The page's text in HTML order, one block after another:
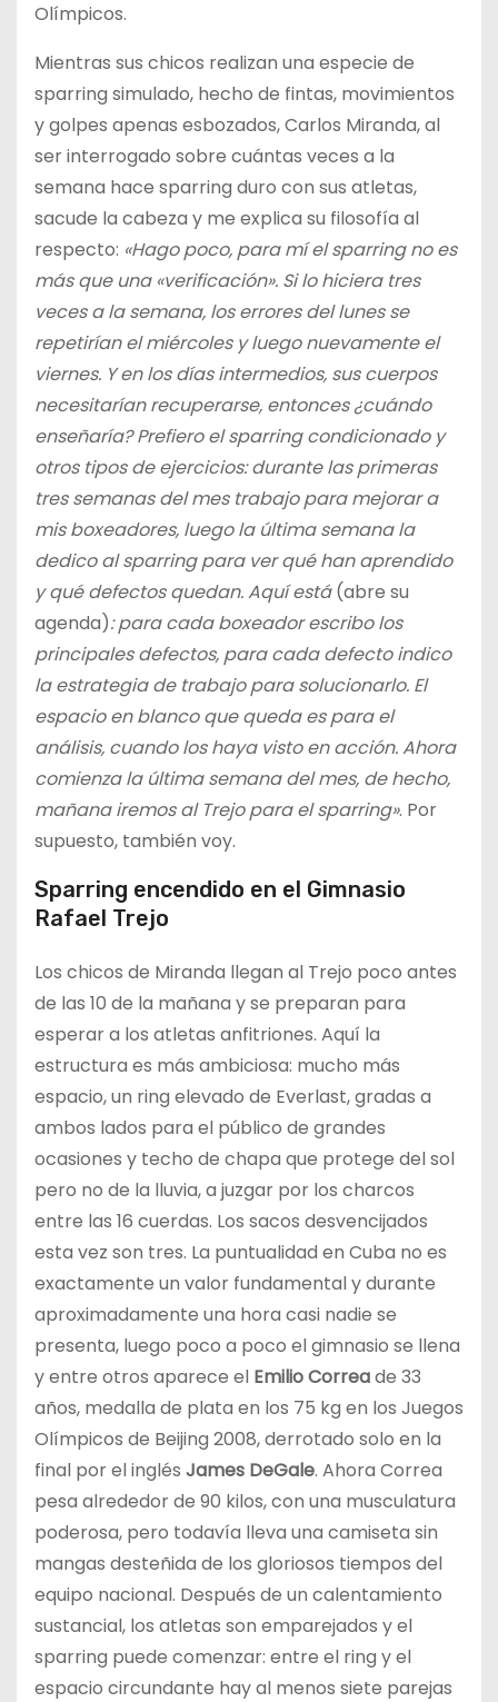
Olímpicos.
Mientras sus chicos realizan una especie de
sparring simulado, hecho de fintas, movimientos
y golpes apenas esbozados, Carlos Miranda, al
ser interrogado sobre cuántas veces a la
semana hace sparring duro con sus atletas,
sacude la cabeza y me explica su filosofía al
respecto: «Hago poco, para mí el sparring no es
más que una «verificación». Si lo hiciera tres
veces a la semana, los errores del lunes se
repetirían el miércoles y luego nuevamente el
viernes. Y en los días intermedios, sus cuerpos
necesitarían recuperarse, entonces ¿cuándo
enseñaría? Prefiero el sparring condicionado y
otros tipos de ejercicios: durante las primeras
tres semanas del mes trabajo para mejorar a
mis boxeadores, luego la última semana la
dedico al sparring para ver qué han aprendido
y qué defectos quedan. Aquí está(abre su
agenda): para cada boxeador escribo los
principales defectos, para cada defecto indico
la estrategia de trabajo para solucionarlo. El
espacio en blanco que queda es para el
análisis, cuando los haya visto en acción. Ahora
comienza la última semana del mes, de hecho,
mañana iremos al Trejo para el sparring». Por
supuesto, también voy.
Sparring encendido en el Gimnasio
Rafael Trejo
Los chicos de Miranda llegan al Trejo poco antes
de las 10 de la mañana y se preparan para
esperar a los atletas anfitriones. Aquí la
estructura es más ambiciosa: mucho más
espacio, un ring elevado de Everlast, gradas a
ambos lados para el público de grandes
ocasiones y techo de chapa que protege del sol
pero no de la lluvia, a juzgar por los charcos
entre las 16 cuerdas. Los sacos desvencijados
esta vez son tres. La puntualidad en Cuba no es
exactamente un valor fundamental y durante
aproximadamente una hora casi nadie se
presenta, luego poco a poco el gimnasio se llena
y entre otros aparece el Emilio Correade 33
años, medalla de plata en los 75 kg en los Juegos
Olímpicos de Beijing 2008, derrotado solo en la
final por el inglés James DeGale. Ahora Correa
pesa alrededor de 90 kilos, con una musculatura
poderosa, pero todavía lleva una camiseta sin
mangas desteñida de los gloriosos tiempos del
equipo nacional. Después de un calentamiento
sustancial, los atletas son emparejados y el
sparring puede comenzar: entre el ring y el
espacio circundante hay al menos siete parejas